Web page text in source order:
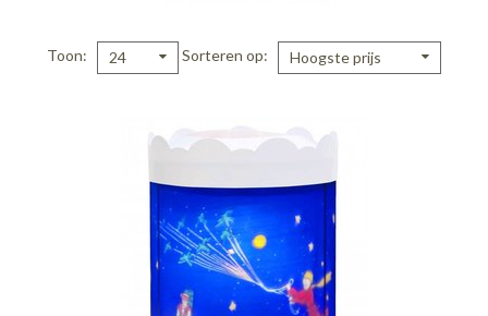
Toon 24 Sorteren op Hoogste prijs